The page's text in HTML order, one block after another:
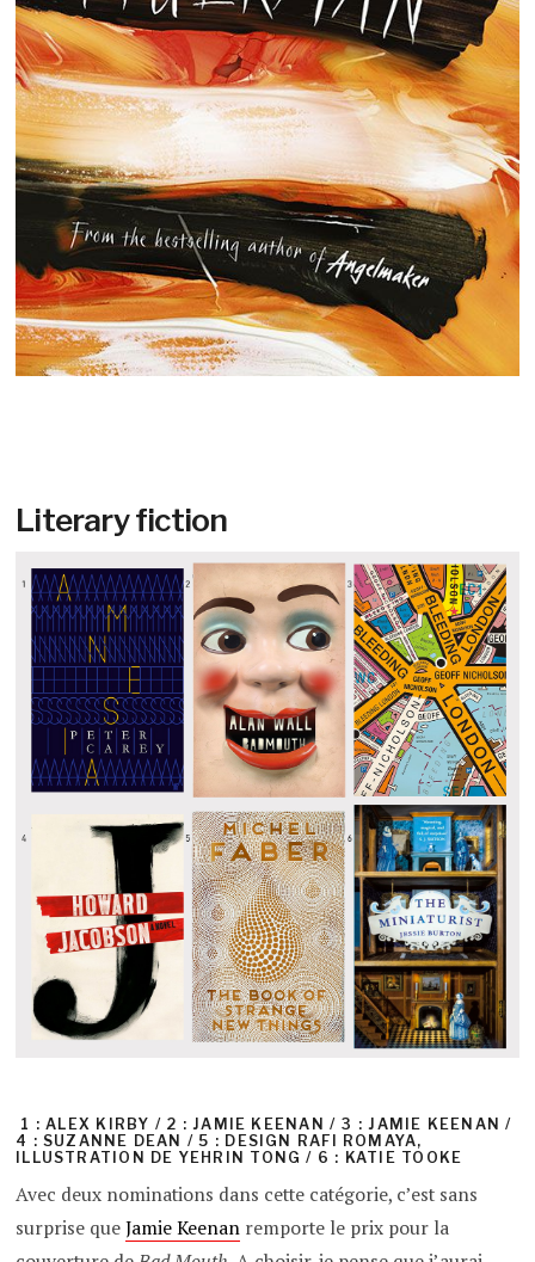
Literary fiction
1 : ALEX KIRBY / 2 : JAMIE KEENAN / 3 : JAMIE KEENAN /
4 : SUZANNE DEAN / 5 : DESIGN RAFI ROMAYA,
ILLUSTRATION DE YEHRIN TONG / 6 : KATIE TOOKE
Avec deux nominations dans cette catégorie, c’est sans
surprise queJamie Keenan remporte le prix pour la